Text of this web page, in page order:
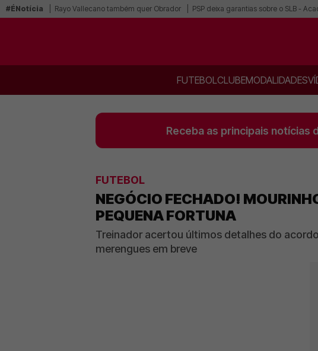
#ÉNotícia Rayo Vallecano também quer Obrador PSP deixa garantias sobre o SLB -
FUTEBOLCLUBEMODALIDADES
Receba as principais notícias
FUTEBOL
NEGÓCIO FECHADO!
PEQUENA FORTUNA
Treinador acertou últimos detalhes do
merengues em breve